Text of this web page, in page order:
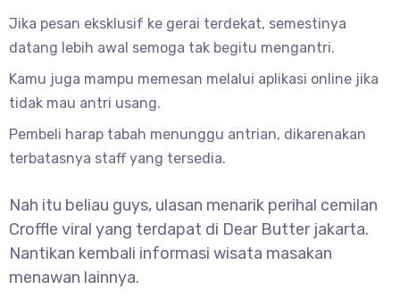
Jika pesan eksklusif ke gerai terdekat, semestinya
datang lebih awal semoga tak begitu mengantri.
Kamu juga mampu memesan melalui aplikasi online jika
tidak mau antri usang.
Pembeli harap tabah menunggu antrian, dikarenakan
terbatasnya staff yang tersedia.
Nah itu beliau guys, ulasan menarik perihal cemilan
Croffle viral yang terdapat di Dear Butter jakarta.
Nantikan kembali informasi wisata masakan
menawan lainnya.